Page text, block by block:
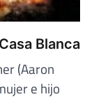
Blanca
(Aaron
e hijo